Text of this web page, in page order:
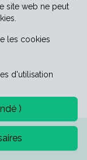
site web ne peut
les cookies
d'utilisation
)